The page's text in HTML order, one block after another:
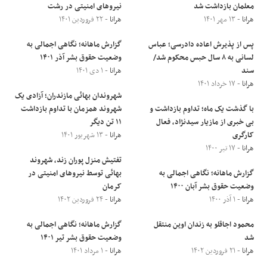
معلمان بازداشت شد
هرانا - ۱۳ مهر ۱۴۰۱
پس از پذیرش اعاده دادرسی؛ عباس
لسانی به ۸ سال حبس محکوم شد/
سند
هرانا - ۱۷ خرداد ۱۴۰۱
با گذشت یک ماه؛ تداوم بازداشت و
بی خبری از مازیار سیدنژاد، فعال
کارگری
هرانا - ۱۷ تیر ۱۴۰۰
گزارش ماهانه؛ نگاهی اجمالی به
وضعیت حقوق بشر آبان ۱۴۰۰
هرانا - ۱ آذر ۱۴۰۰
محمود اجاقلو به زندان اوین منتقل
شد
هرانا - ۲۱ فروردین ۱۴۰۲
نیروهای امنیتی در رشت
هرانا - ۲۲ فروردین ۱۴۰۱
گزارش ماهانه؛ نگاهی اجمالی به
وضعیت حقوق بشر آذر ۱۴۰۱
هرانا - ۱ دی ۱۴۰۱
شهروندان بهائی مازندران؛ آزادی یک
شهروند همزمان با تداوم بازداشت
۱۱ تن دیگر
هرانا - ۱۳ شهریور ۱۴۰۱
تفتیش منزل پوران زند، شهروند
بهائی توسط نیروهای امنیتی در
کرمان
هرانا - ۲۴ فروردین ۱۴۰۲
گزارش ماهانه؛ نگاهی اجمالی به
وضعیت حقوق بشر تیر ۱۴۰۱
هرانا - ۱ مرداد ۱۴۰۱